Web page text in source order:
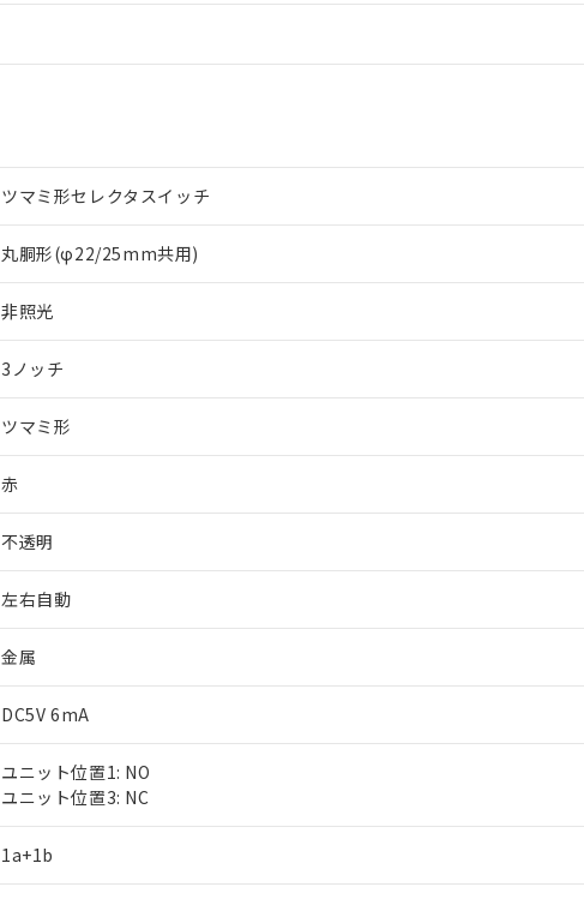
ツマミ形セレクタスイッチ
丸胴形(φ22/25mm共用)
非照光
3ノッチ
ツマミ形
赤
不透明
左右自動
金属
DC5V 6mA
ユニット位置1: NO
ユニット位置3: NC
1a+1b※1 対応状況